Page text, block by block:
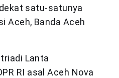
satu-satunya
Aceh, Banda Aceh
Lanta
RI asal Aceh Nova